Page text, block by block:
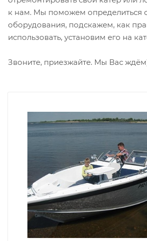
к нам. Мы поможем определиться
оборудования, подскажем, как
использовать, установим его на
Звоните, приезжайте. Мы Вас